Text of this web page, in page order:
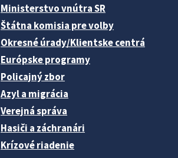
Ministerstvo vnútra SR
Štátna komisia pre volby
Okresné úrady/Klientske centrá
Európske programy
Policajný zbor
Azyl a migrácia
Verejná správa
Hasiči a záchranári
Krízové riadenie